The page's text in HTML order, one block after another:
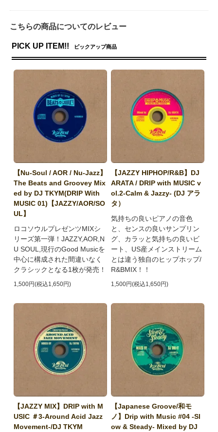
こちらの商品についてのレビュー
PICK UP ITEM!! ピックアップ商品
【Nu-Soul / AOR / Nu-Jazz】
The Beats and Groovey Mix
ed by DJ TKYM(DRIP With
MUSIC 01)【JAZZY/AOR/SO
UL】
ロコソウルプレゼンツMIXシ
リーズ第一弾！JAZZY,AOR,N
U SOUL,現行のGood Musicを
中心に構成された間違いなく
クラシックとなる1枚が発売！
1,500円(税込1,650円)
【JAZZY HIPHOP/R&B】DJ
ARATA / DRIP with MUSIC v
ol.2-Calm & Jazzy- (DJ アラ
タ）
気持ちの良いピアノの音色
と、センスの良いサンプリン
グ、カラッと気持ちの良いビ
ート、US産メインストリーム
とは違う独自のヒップホップ/
R&BMIX！！
1,500円(税込1,650円)
【JAZZY MIX】DRIP with M
USIC ＃3-Around Acid Jazz
Movement-/DJ TKYM
【Japanese Groove/和モ
ノ】Drip with Music #04 -Sl
ow & Steady- Mixed by DJ